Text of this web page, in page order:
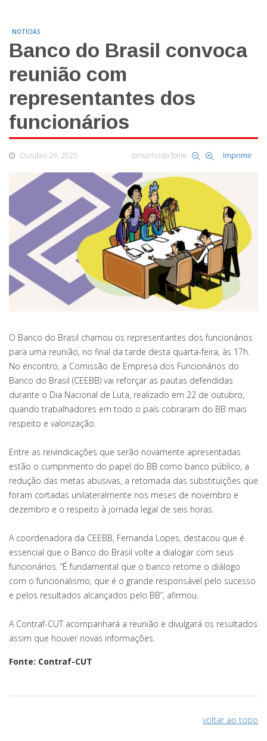
NOTÍCIAS
Banco do Brasil convoca
reunião com
representantes dos
funcionários
Outubro 29, 2025 tamanho da fonte Imprimir
O Banco do Brasil chamou os representantes dos funcionários
para uma reunião, no final da tarde desta quarta-feira, às 17h.
No encontro, a Comissão de Empresa dos Funcionários do
Banco do Brasil (CEEBB) vai reforçar as pautas defendidas
durante o Dia Nacional de Luta, realizado em 22 de outubro,
quando trabalhadores em todo o país cobraram do BB mais
respeito e valorização.
Entre as reivindicações que serão novamente apresentadas
estão o cumprimento do papel do BB como banco público, a
redução das metas abusivas, a retomada das substituições que
foram cortadas unilateralmente nos meses de novembro e
dezembro e o respeito à jornada legal de seis horas.
A coordenadora da CEEBB, Fernanda Lopes, destacou que é
essencial que o Banco do Brasil volte a dialogar com seus
funcionários. “É fundamental que o banco retome o diálogo
com o funcionalismo, que é o grande responsável pelo sucesso
e pelos resultados alcançados pelo BB”, afirmou.
A Contraf-CUT acompanhará a reunião e divulgará os resultados
assim que houver novas informações.
Fonte: Contraf-CUT
voltar ao topo